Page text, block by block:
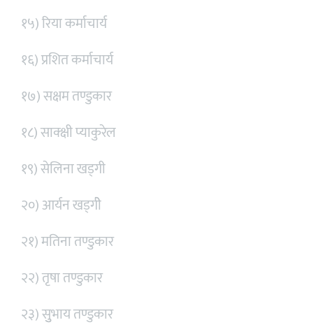
१५) रिया कर्माचार्य
१६) प्रशित कर्माचार्य
१७) सक्षम तण्डुकार
१८) साक्क्षी प्याकुरेल
१९) सेलिना खड्गी
२०) आर्यन खड्गीे
२१) मतिना तण्डुकार
२२) तृषा तण्डुकार
२३) सुुभाय तण्डुकार